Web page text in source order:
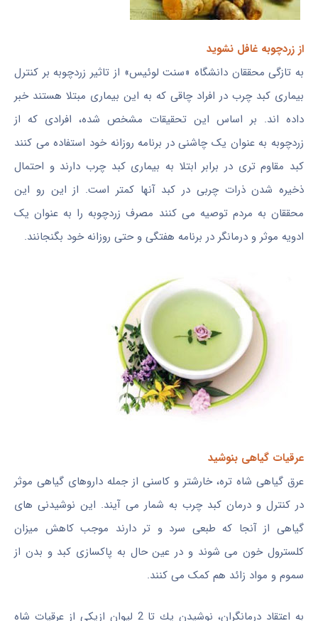
از زردچوبه غافل نشوید
به تازگی محققان دانشگاه «سنت لوئیس» از تاثیر زردچوبه بر کنترل
بیماری کبد چرب در افراد چاقی که به این بیماری مبتلا هستند خبر
داده اند. بر اساس این تحقیقات مشخص شده، افرادی که از
زردچوبه به عنوان یک چاشنی در برنامه روزانه خود استفاده می کنند
کبد مقاوم تری در برابر ابتلا به بیماری کبد چرب دارند و احتمال
ذخیره شدن ذرات چربی در کبد آنها کمتر است. از این رو این
محققان به مردم توصیه می کنند مصرف زردچوبه را به عنوان یک
ادویه موثر و درمانگر در برنامه هفتگی و حتی روزانه خود بگنجانند.
عرقیات گیاهی بنوشید
عرق گیاهی شاه تره، خارشتر و کاسنی از جمله داروهای گیاهی موثر
در کنترل و درمان کبد چرب به شمار می آیند. این نوشیدنی های
گیاهی از آنجا که طبعی سرد و تر دارند موجب کاهش میزان
کلسترول خون می شوند و در عین حال به پاکسازی کبد و بدن از
سموم و مواد زائد هم کمک می کنند.
به اعتقاد درمانگران، نوشیدن یك تا 2 لیوان ازیکی از عرقیات شاه